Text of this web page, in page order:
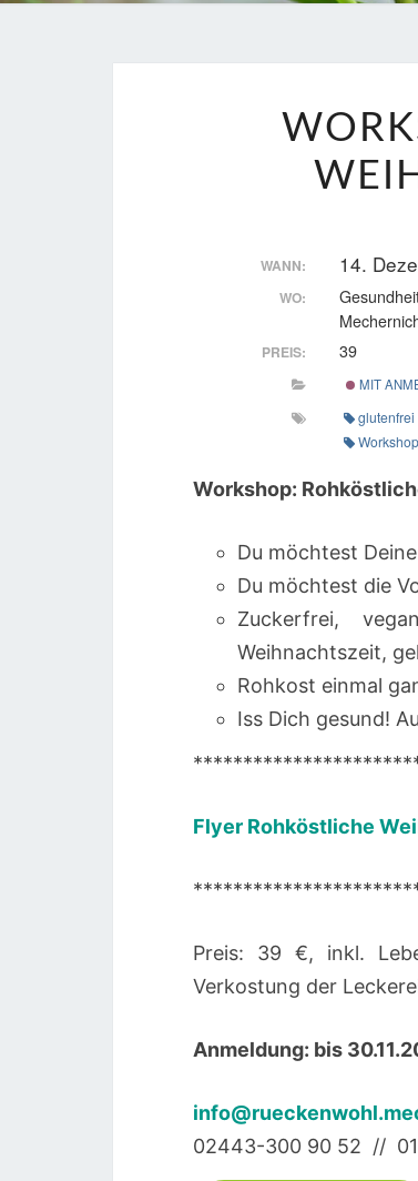
WANN: 14.
WO:
PREIS: 39
MIT
glutenfrei
Workshop
Workshop:
Du möchtest
Du möchtest die
Zuckerfrei,
Weihnachtszeit,
Rohkost einmal
Iss Dich gesund!
Flyer Rohköstliche
Preis: 39 €, inkl.
Verkostung der
Anmeldung: bis
02443-300 90 52 //